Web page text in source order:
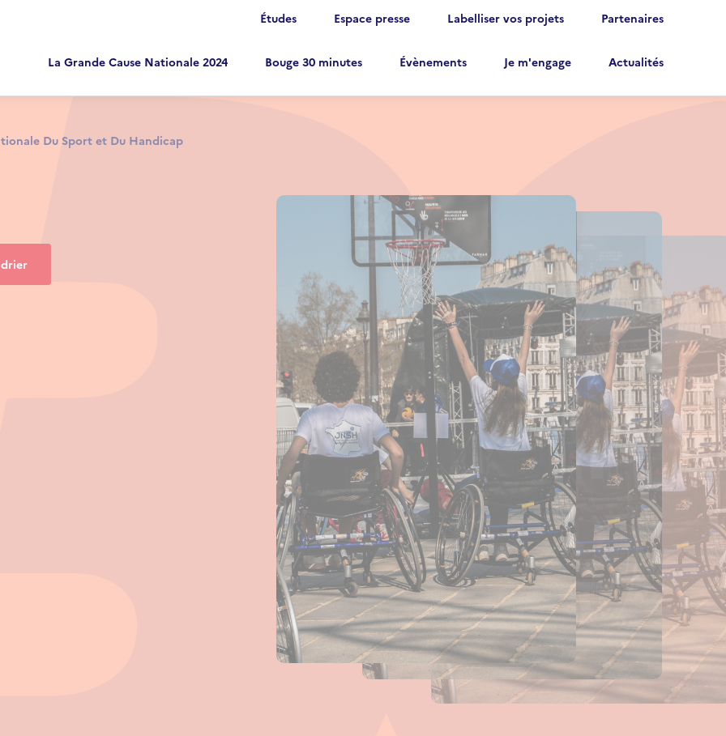
navigation
La Grande Cause Nationale 2024 Bouge 30 minutes Évènements Je m'engage Actualités
top
Études Espace presse Labelliser vos projets Partenaires
Du Sport et Du Handicap